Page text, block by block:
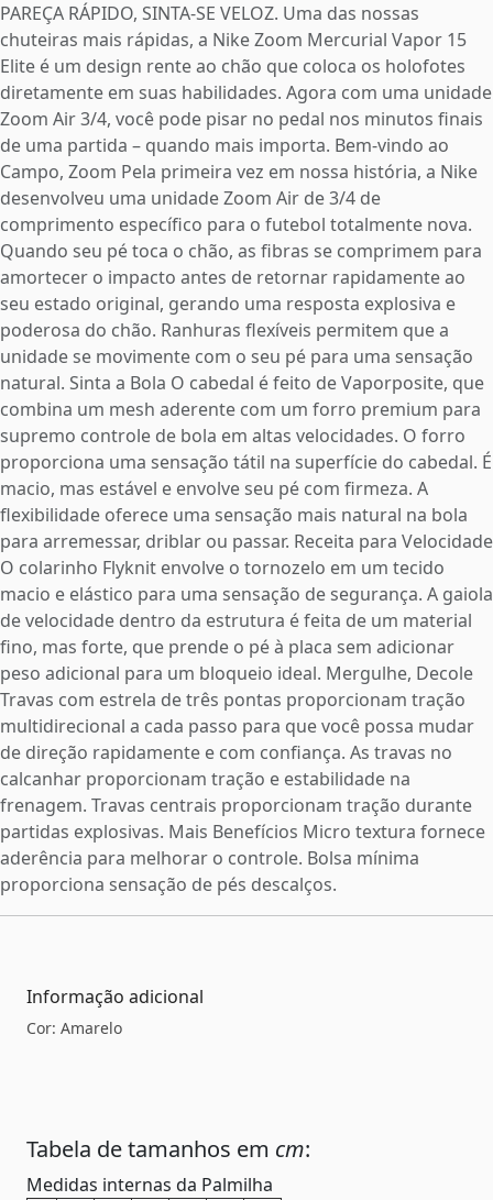
PAREÇA RÁPIDO, SINTA-SE VELOZ. Uma das nossas
chuteiras mais rápidas, a Nike Zoom Mercurial Vapor 15
Elite é um design rente ao chão que coloca os holofotes
diretamente em suas habilidades. Agora com uma unidade
Zoom Air 3/4, você pode pisar no pedal nos minutos finais
de uma partida – quando mais importa. Bem-vindo ao
Campo, Zoom Pela primeira vez em nossa história, a Nike
desenvolveu uma unidade Zoom Air de 3/4 de
comprimento específico para o futebol totalmente nova.
Quando seu pé toca o chão, as fibras se comprimem para
amortecer o impacto antes de retornar rapidamente ao
seu estado original, gerando uma resposta explosiva e
poderosa do chão. Ranhuras flexíveis permitem que a
unidade se movimente com o seu pé para uma sensação
natural. Sinta a Bola O cabedal é feito de Vaporposite, que
combina um mesh aderente com um forro premium para
supremo controle de bola em altas velocidades. O forro
proporciona uma sensação tátil na superfície do cabedal. É
macio, mas estável e envolve seu pé com firmeza. A
flexibilidade oferece uma sensação mais natural na bola
para arremessar, driblar ou passar. Receita para Velocidade
O colarinho Flyknit envolve o tornozelo em um tecido
macio e elástico para uma sensação de segurança. A gaiola
de velocidade dentro da estrutura é feita de um material
fino, mas forte, que prende o pé à placa sem adicionar
peso adicional para um bloqueio ideal. Mergulhe, Decole
Travas com estrela de três pontas proporcionam tração
multidirecional a cada passo para que você possa mudar
de direção rapidamente e com confiança. As travas no
calcanhar proporcionam tração e estabilidade na
frenagem. Travas centrais proporcionam tração durante
partidas explosivas. Mais Benefícios Micro textura fornece
aderência para melhorar o controle. Bolsa mínima
proporciona sensação de pés descalços.
Informação adicional
Cor: Amarelo
Tabela de tamanhos em cm:
Medidas internas da Palmilha